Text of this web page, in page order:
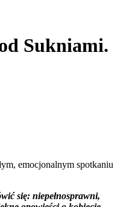
Sukniami.
emocjonalnym spotkaniu
się: niepełnosprawni,